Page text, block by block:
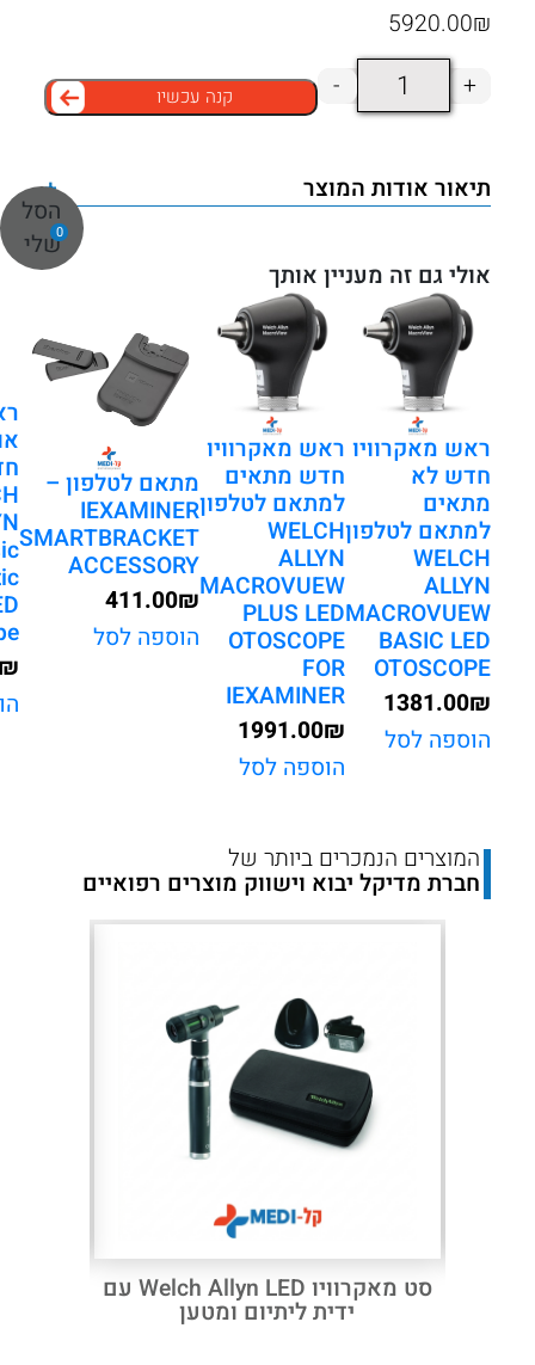
0
הסל
שלי
₪
5920.00
+ כמות
של
פאן
אופטיק
עם
ידית
ליתיום
חדשה
עם
מתאם
לטלפון
ונרתיק
PANOPTIC
PLUS
IEXAMINER
KIT
- קנה עכשיו
תיאור אודות המוצר +
אולי גם זה מעניין אותך
ראש מאקרוויו
חדש לא
מתאים
למתאם לטלפון
WELCH
ALLYN
MACROVUEW
BASIC LED
OTOSCOPE
₪
1381.00
הוספה לסל
ראש מאקרוויו
חדש מתאים
למתאם לטלפון
WELCH
ALLYN
MACROVUEW
PLUS LED
OTOSCOPE
FOR
IEXAMINER
₪
1991.00
הוספה לסל
מתאם לטלפון –
IEXAMINER
SMARTBRACKET
ACCESSORY
₪
411.00
הוספה לסל
המוצרים הנמכרים ביותר של
חברת מדיקל יבוא וישווק מוצרים רפואיים
סט מאקרוויו Welch Allyn LED עם
ידית ליתיום ומטען